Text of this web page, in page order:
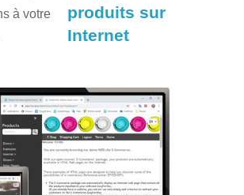
à votre
produits sur
Internet